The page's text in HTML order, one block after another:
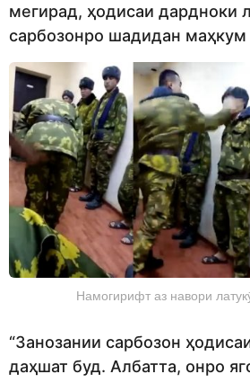
мегирад, ҳодисаи дардноки
сарбозонро шадидан маҳкум
Намогирифт аз навори
“Занозании сарбозон
даҳшат буд. Албатта, онро